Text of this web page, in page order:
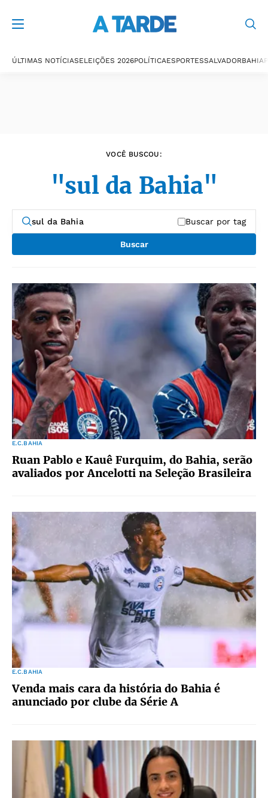
ÚLTIMAS NOTÍCIASELEIÇÕES 2026POLÍTICAESPORTESSALVADORBAHIA
VOCÊ BUSCOU:
"sul da Bahia"
Buscar por tag
Buscar
E.C.BAHIA
Ruan Pablo e Kauê Furquim, do Bahia, serão
avaliados por Ancelotti na Seleção Brasileira
E.C.BAHIA
Venda mais cara da história do Bahia é
anunciado por clube da Série A